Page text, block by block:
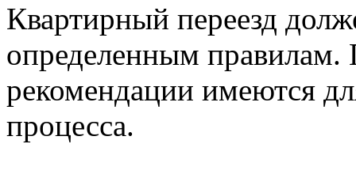
Квартирный переезд
определенным правилам.
рекомендации имеются
процесса.